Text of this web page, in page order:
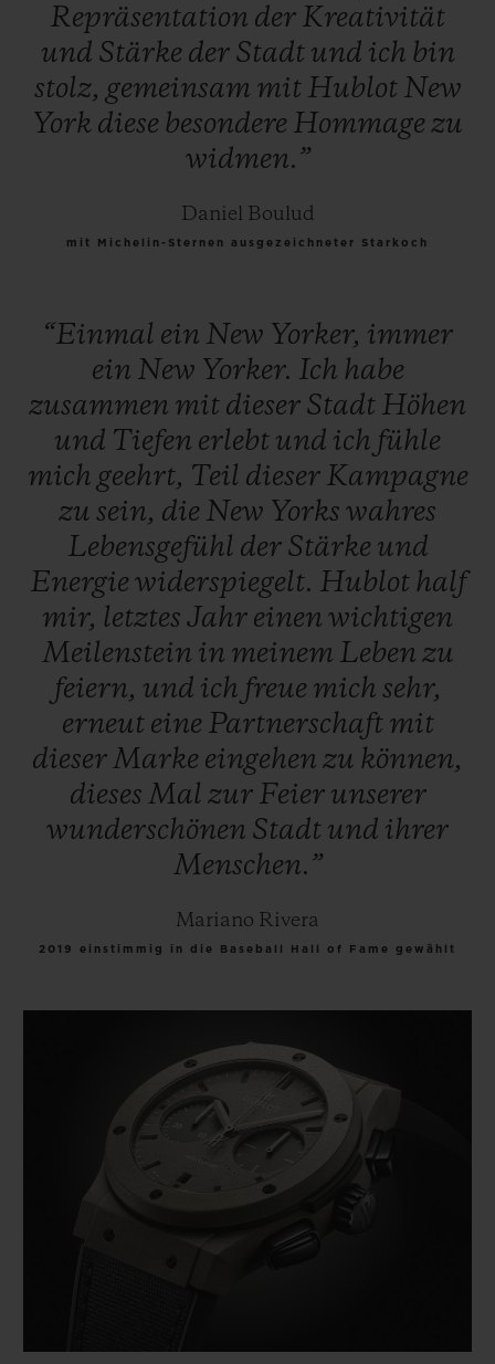
Repräsentation der Kreativität
und Stärke der Stadt und ich bin
stolz, gemeinsam mit Hublot New
York diese besondere Hommage zu
widmen.”
Daniel Boulud
mit Michelin-Sternen ausgezeichneter Starkoch
“Einmal ein New Yorker, immer
ein New Yorker. Ich habe
zusammen mit dieser Stadt Höhen
und Tiefen erlebt und ich fühle
mich geehrt, Teil dieser Kampagne
zu sein, die New Yorks wahres
Lebensgefühl der Stärke und
Energie widerspiegelt. Hublot half
mir, letztes Jahr einen wichtigen
Meilenstein in meinem Leben zu
feiern, und ich freue mich sehr,
erneut eine Partnerschaft mit
dieserMarke eingehen zu können,
dieses Mal zur Feier unserer
wunderschönen Stadt und ihrer
Menschen.”
Mariano Rivera
2019 einstimmig in die Baseball Hall of Fame gewählt